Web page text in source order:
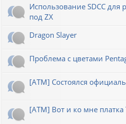
Использование SDCC для
под ZX
Dragon Slayer
Проблема с цветами
[ATM] Состоялся
[ATM] Вот и ко мне